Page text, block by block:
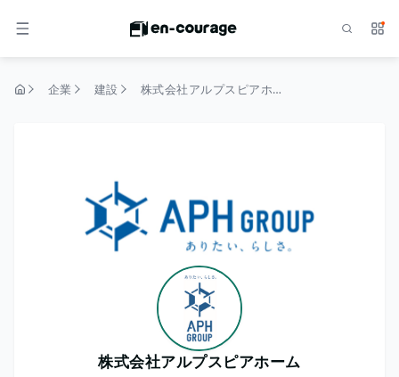
メニュー サ
企業 建設 株式会社アルプスピアホーム
株式会社アルプスピアホーム